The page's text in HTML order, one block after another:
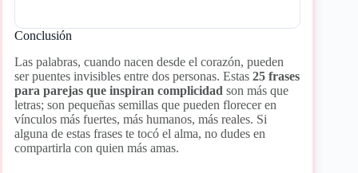
Conclusión
Las palabras, cuando nacen desde el corazón, pueden
ser puentes invisibles entre dos personas. Estas 25 frases
para parejas que inspiran complicidad son más que
letras; son pequeñas semillas que pueden florecer en
vínculos más fuertes, más humanos, más reales. Si
alguna de estas frases te tocó el alma, no dudes en
compartirla con quien más amas.